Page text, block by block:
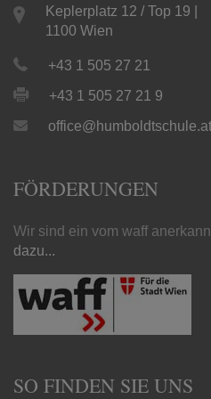
Keplerplatz 12 / Top 19 |
1100 Wien
+43 1 505 27 21
+43 1 505 27 21 9
office@humboldtschule.at
FÖRDERUNGEN
Wir sind ein vom waff
dazu...
SO FINDEN SIE UNS